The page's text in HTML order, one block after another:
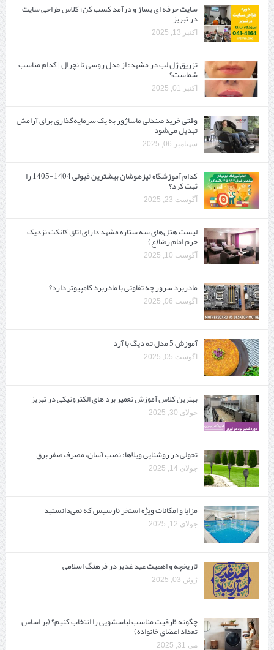
سایت حرفه ‌ای بساز و درآمد کسب کن؛ کلاس طراحی سایت
در تبریز
اکتبر 13, 2025
تزریق ژل لب در مشهد: از مدل روسی تا نچرال | کدام مناسب
شماست؟
اکتبر 01, 2025
وقتی خرید صندلی ماساژور به یک سرمایه‌گذاری برای آرامش
تبدیل می‌شود
سپتامبر 06, 2025
کدام آموزشگاه تیزهوشان بیشترین قبولی 1404-1405 را
ثبت کرد؟
آگوست 23, 2025
لیست هتل‌های سه ستاره مشهد دارای اتاق کانکت نزدیک
حرم امام رضا(ع)
آگوست 10, 2025
مادربرد سرور چه تفاوتی با مادربرد کامپیوتر دارد؟
آگوست 06, 2025
آموزش 5 مدل ته دیگ با آرد
آگوست 05, 2025
بهترین کلاس آموزش تعمیر برد های الکترونیکی در تبریز
جولای 30, 2025
تحولی در روشنایی ویلاها: نصب آسان، مصرف صفر برق
جولای 14, 2025
مزایا و امکانات ویژه استخر نارسیس که نمی‌دانستید
جولای 12, 2025
تاریخچه و اهمیت عید غدیر در فرهنگ اسلامی
ژوئن 03, 2025
چگونه ظرفیت مناسب لباسشویی را انتخاب کنیم؟ (بر اساس
تعداد اعضای خانواده)
می 31, 2025